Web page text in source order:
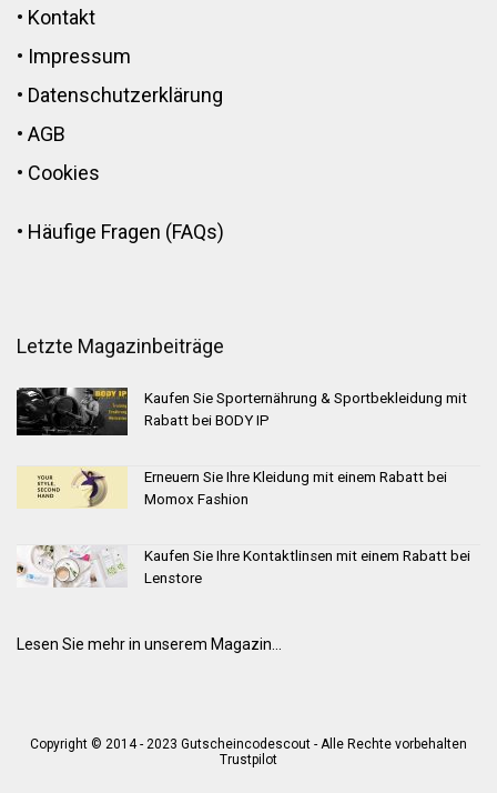
• Kontakt
• Impressum
• Datenschutzerklärung
• AGB
• Cookies
• Häufige Fragen (FAQs)
Letzte Magazinbeiträge
Kaufen Sie Sporternährung & Sportbekleidung mit
Rabatt bei BODY IP
Erneuern Sie Ihre Kleidung mit einem Rabatt bei
Momox Fashion
Kaufen Sie Ihre Kontaktlinsen mit einem Rabatt bei
Lenstore
Lesen Sie mehr in unserem Magazin...
Copyright © 2014 - 2023 Gutscheincodescout - Alle Rechte vorbehalten
Trustpilot